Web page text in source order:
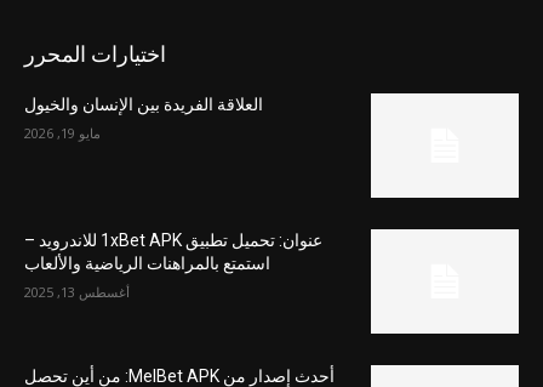
اختيارات المحرر
العلاقة الفريدة بين الإنسان والخيول
مايو 19, 2026
عنوان: تحميل تطبيق 1xBet APK للاندرويد –
استمتع بالمراهنات الرياضية والألعاب
أغسطس 13, 2025
أحدث إصدار من MelBet APK: من أين تحصل